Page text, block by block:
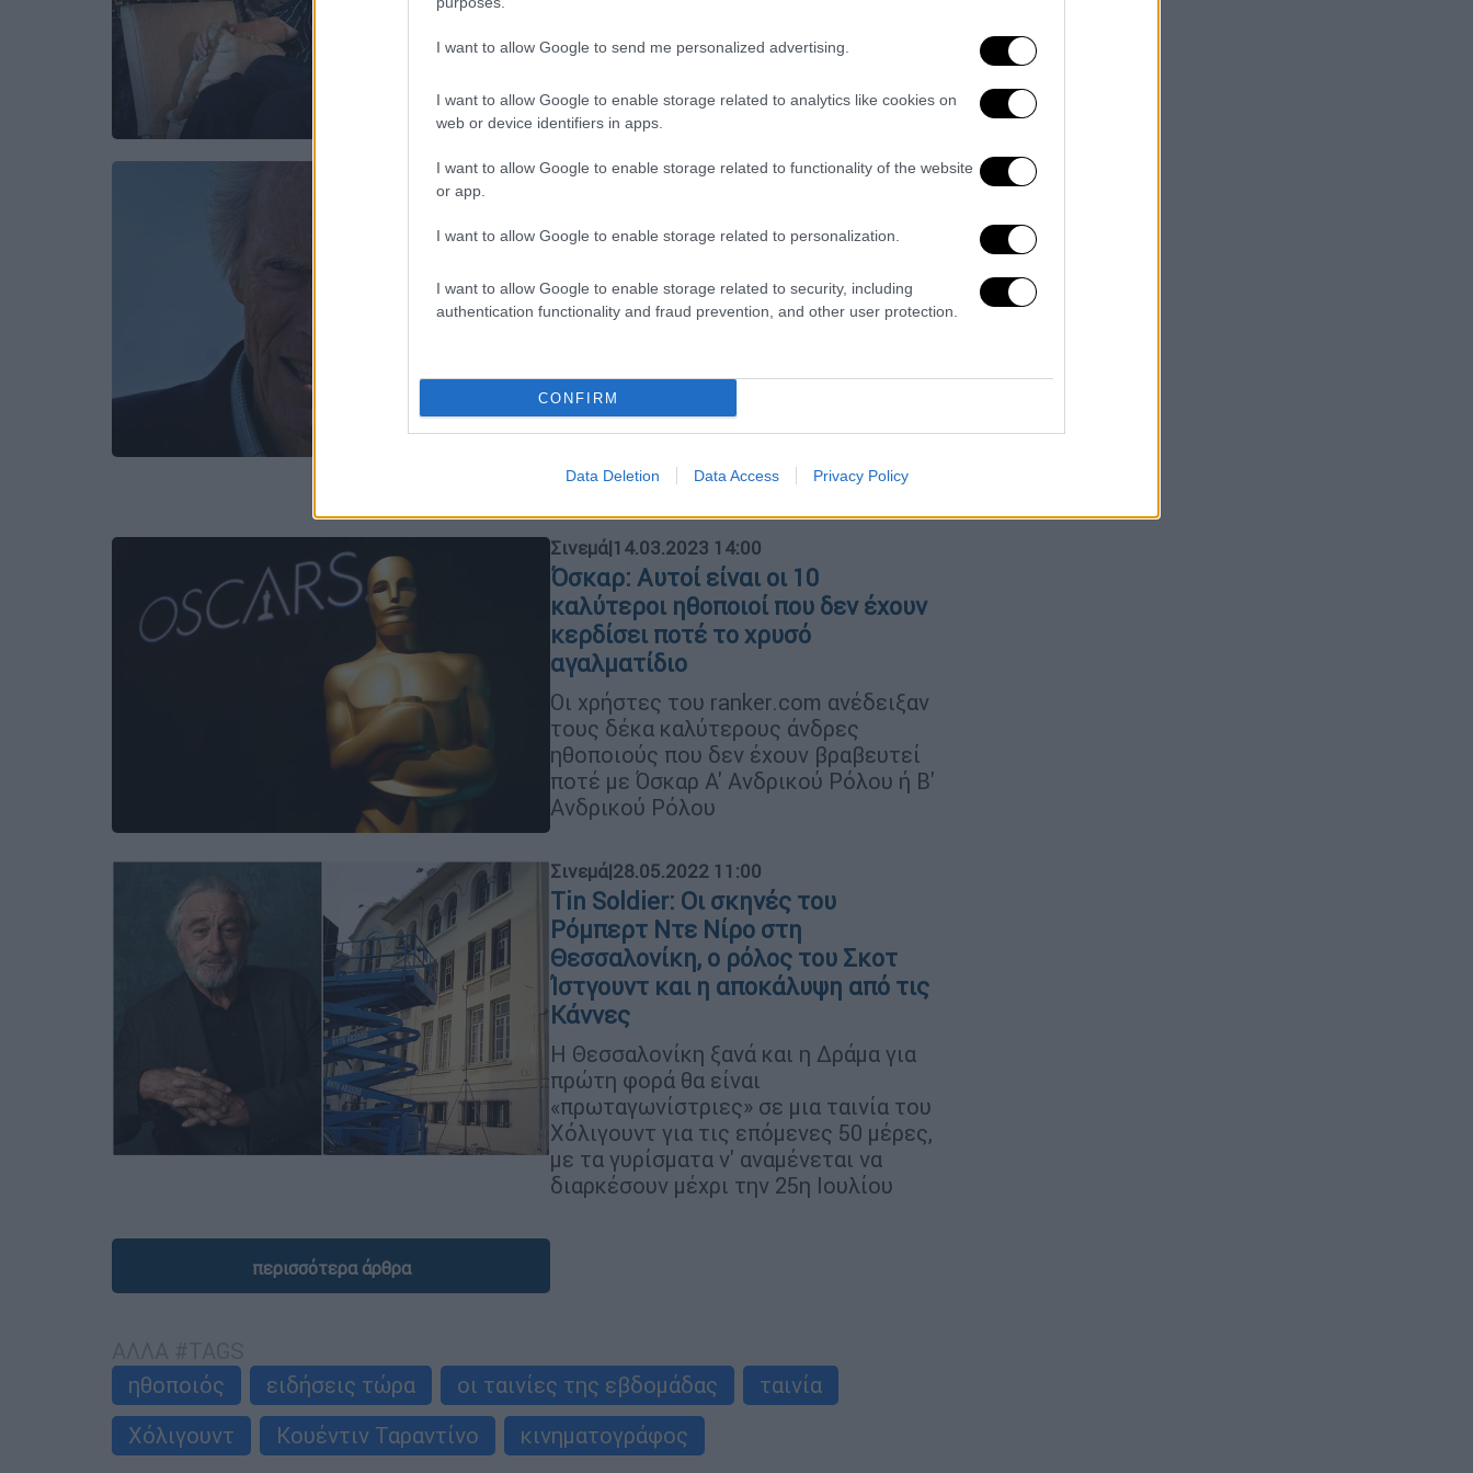
I want to allow Google to send me personalized advertising.
I want to allow Google to enable storage related to analytics like cookies on
web or device identifiers in apps.
I want to allow Google to enable storage related to functionality of the website
or app.
I want to allow Google to enable storage related to personalization.
I want to allow Google to enable storage related to security, including
authentication functionality and fraud prevention, and other user protection.
CONFIRM
Data Deletion Data Access Privacy Policy
ντοκιμαντέρ για τον Eνιο Μορικόνε
Σινεμά|07.04.2023 07:55
Ίστγουντ: Ένα 93χρονο παιδί με
ακόμη και αποχαιρετάει
Ο ηθοποιός και σκηνοθέτης – θρύλος
χρόνια τώρα έχει κρεμάσει τη
φορεσιά του σκληρού στην
κρεμάστρα του χρόνου και γοητεύει
χέρι...
Σινεμά|14.03.2023 14:00
Όσκαρ: Αυτοί είναι οι 10
καλύτεροι ηθοποιοί που δεν έχουν
κερδίσει ποτέ το χρυσό
αγαλματίδιο
Οι χρήστες του ranker.com ανέδειξαν
τους δέκα καλύτερους άνδρες
ηθοποιούς που δεν έχουν βραβευτεί
ποτέ με Όσκαρ Α' Ανδρικού Ρόλου ή Β'
Ανδρικού Ρόλου
Σινεμά|28.05.2022 11:00
Tin Soldier: Οι σκηνές του
Ρόμπερτ Ντε Νίρο στη
Θεσσαλονίκη, ο ρόλος του Σκοτ
Ίστγουντ και η αποκάλυψη από τις
Κάννες
Η Θεσσαλονίκη ξανά και η Δράμα για
πρώτη φορά θα είναι
«πρωταγωνίστριες» σε μια ταινία του
Χόλιγουντ για τις επόμενες 50 μέρες,
με τα γυρίσματα ν' αναμένεται να
διαρκέσουν μέχρι την 25η Ιουλίου
περισσότερα άρθρα
ηθοποιός
ειδήσεις τώρα οι ταινίες της εβδομάδας
ταινία
Χόλιγουντ
Κουέντιν Ταραντίνο κινηματογράφος